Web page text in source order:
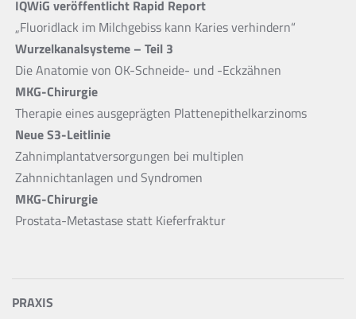
IQWiG veröffentlicht Rapid Report
„Fluoridlack im Milchgebiss kann Karies verhindern“
Wurzelkanalsysteme – Teil 3
Die Anatomie von OK-Schneide- und -Eckzähnen
MKG-Chirurgie
Therapie eines ausgeprägten Plattenepithelkarzinoms
Neue S3-Leitlinie
Zahnimplantatversorgungen bei multiplen
Zahnnichtanlagen und Syndromen
MKG-Chirurgie
Prostata-Metastase statt Kieferfraktur
PRAXIS